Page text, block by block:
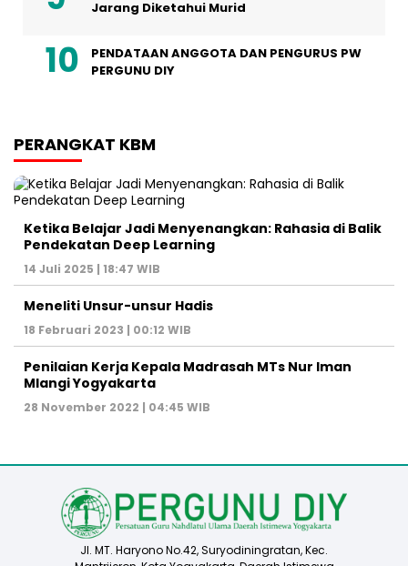
Jarang Diketahui Murid
PENDATAAN ANGGOTA DAN PENGURUS PW
PERGUNU DIY
PERANGKAT KBM
Ketika Belajar Jadi Menyenangkan: Rahasia di Balik
Pendekatan Deep Learning
14 Juli 2025 | 18:47 WIB
Meneliti Unsur-unsur Hadis
18 Februari 2023 | 00:12 WIB
Penilaian Kerja Kepala Madrasah MTs Nur Iman
Mlangi Yogyakarta
28 November 2022 | 04:45 WIB
Jl. MT. Haryono No.42, Suryodiningratan, Kec.